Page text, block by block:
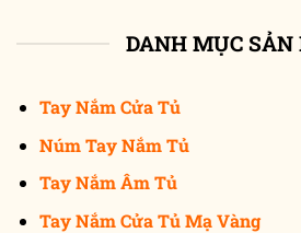
DANH MỤC
Tay Nắm Cửa Tủ
Núm Tay Nắm Tủ
Tay Nắm Âm Tủ
Tay Nắm Cửa Tủ Mạ Vàng